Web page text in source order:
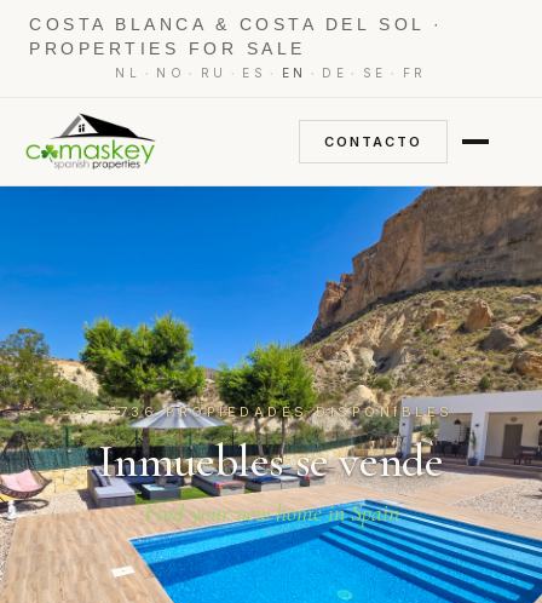
COSTA BLANCA & COSTA DEL SOL ·
PROPERTIES FOR SALE
NL · NO · RU · ES · EN · DE · SE · FR
CONTACTO
736 PROPIEDADES DISPONIBLES
Inmuebles se vende
Find your new home in Spain